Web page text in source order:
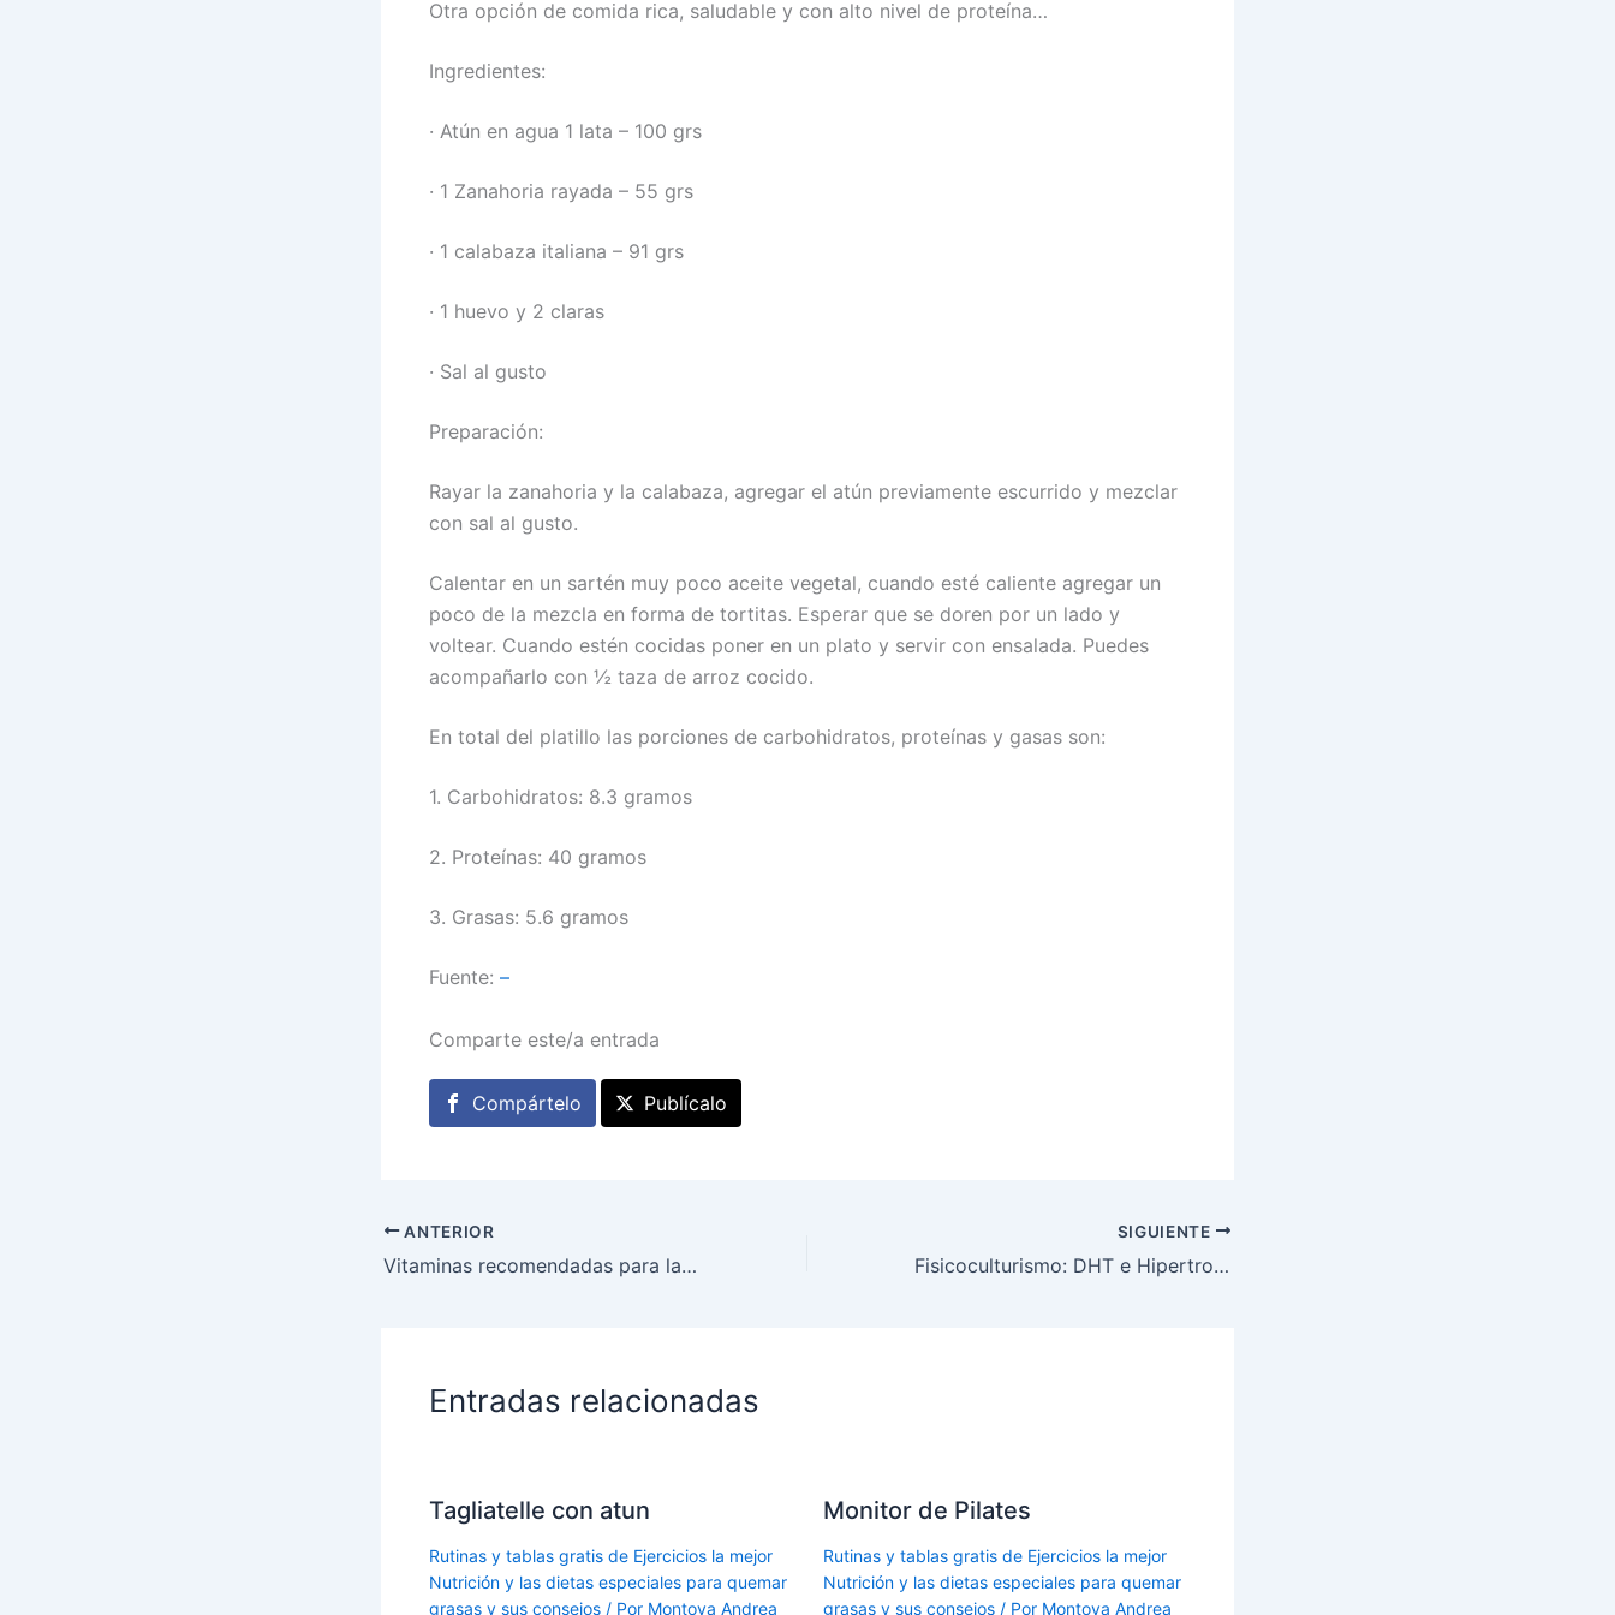
Otra opción de comida rica, saludable y con alto nivel de proteína…
Ingredientes:
· Atún en agua 1 lata – 100 grs
· 1 Zanahoria rayada – 55 grs
· 1 calabaza italiana – 91 grs
· 1 huevo y 2 claras
· Sal al gusto
Preparación:
Rayar la zanahoria y la calabaza, agregar el atún previamente escurrido y mezclar
con sal al gusto.
Calentar en un sartén muy poco aceite vegetal, cuando esté caliente agregar un
poco de la mezcla en forma de tortitas. Esperar que se doren por un lado y
voltear. Cuando estén cocidas poner en un plato y servir con ensalada. Puedes
acompañarlo con ½ taza de arroz cocido.
En total del platillo las porciones de carbohidratos, proteínas y gasas son:
1. Carbohidratos: 8.3 gramos
2. Proteínas: 40 gramos
3. Grasas: 5.6 gramos
Fuente: –
Comparte este/a entrada
Compártelo Publícalo
ANTERIOR
Vitaminas recomendadas para la caída de pelo
SIGUIENTE
Fisicoculturismo: DHT e Hipertrofia muscular…
Entradas relacionadas
Tagliatelle con atun
Rutinas y tablas gratis de Ejercicios la mejor
Nutrición y las dietas especiales para quemar
grasas y sus consejos / Por Montoya Andrea
Monitor de Pilates
Rutinas y tablas gratis de Ejercicios la mejor
Nutrición y las dietas especiales para quemar
grasas y sus consejos/ Por Montoya Andrea